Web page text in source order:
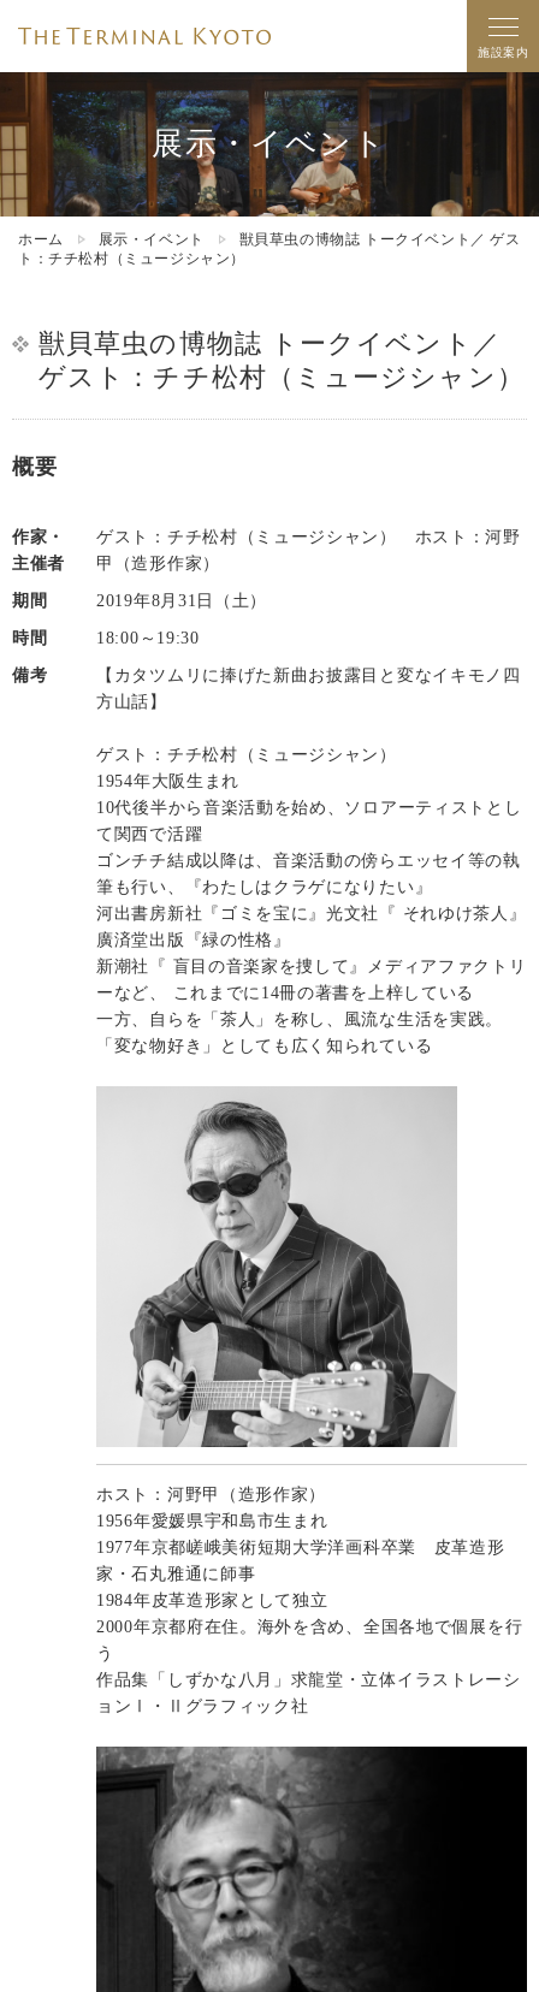
施設案内
展示・イベント
ホーム 展示・イベント
獣貝草虫の博物誌 トークイベント／ ゲス
ト：チチ松村（ミュージシャン）
獣貝草虫の博物誌 トークイベント／
ゲスト：チチ松村（ミュージシャン）
概要
作家・
主催者
ゲスト：チチ松村（ミュージシャン） ホスト：河野
甲（造形作家）
期間 2019年8月31日（土）
時間 18:00～19:30
備考
【カタツムリに捧げた新曲お披露目と変なイキモノ四
方山話】
ゲスト：チチ松村（ミュージシャン）
1954年大阪生まれ
10代後半から音楽活動を始め、ソロアーティストとし
て関西で活躍
ゴンチチ結成以降は、音楽活動の傍らエッセイ等の執
筆も行い、『わたしはクラゲになりたい』
河出書房新社『ゴミを宝に』光文社『 それゆけ茶人』
廣済堂出版『緑の性格』
新潮社『 盲目の音楽家を捜して』メディアファクトリ
ーなど、 これまでに14冊の著書を上梓している
一方、自らを「茶人」を称し、風流な生活を実践。
「変な物好き」としても広く知られている
ホスト：河野甲（造形作家）
1956年愛媛県宇和島市生まれ
1977年京都嵯峨美術短期大学洋画科卒業 皮革造形
家・石丸雅通に師事
1984年皮革造形家として独立
2000年京都府在住。海外を含め、全国各地で個展を行
う
作品集「しずかな八月」求龍堂・立体イラストレーシ
ョンⅠ・Ⅱグラフィック社